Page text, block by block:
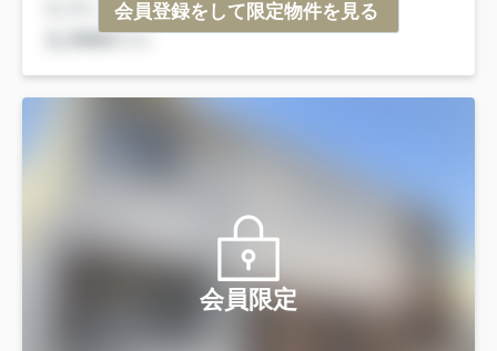
会員登録をして限定物件を見る
会員限定